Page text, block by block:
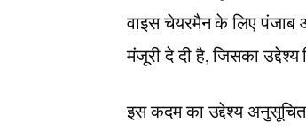
वाइस चेयरमैन के लिए पंजाब
मंजूरी दे दी है, जिसका उद्देश्य
इस कदम का उद्देश्य